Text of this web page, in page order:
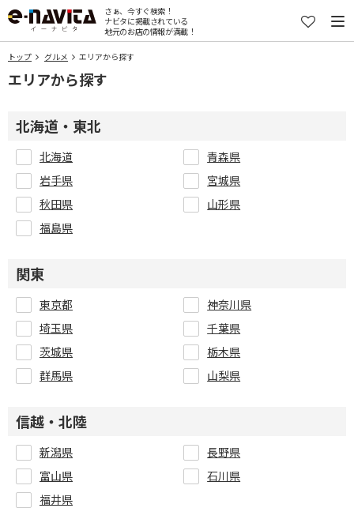
さぁ、今すぐ検索！
ナビタに掲載されている
地元のお店の情報が満載！
トップ グルメ エリアから探す
エリアから探す
北海道・東北
北海道
青森県
岩手県
宮城県
秋田県
山形県
福島県
関東
東京都
神奈川県
埼玉県
千葉県
茨城県
栃木県
群馬県
山梨県
信越・北陸
新潟県
長野県
富山県
石川県
福井県